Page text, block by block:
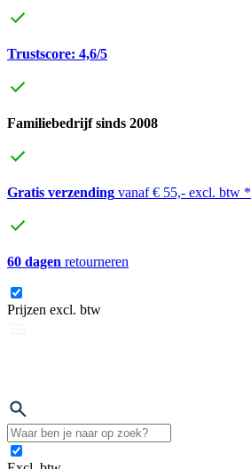
Trustscore: 4,6/5
Familiebedrijf sinds 2008
Gratis verzending vanaf € 55,- excl. btw *
60 dagen retourneren
Prijzen excl. btw